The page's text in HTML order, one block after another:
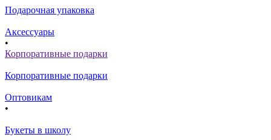
Подарочная упаковка
Аксессуары
•
Корпоративные подарки
Корпоративные подарки
Оптовикам
•
Букеты в школу